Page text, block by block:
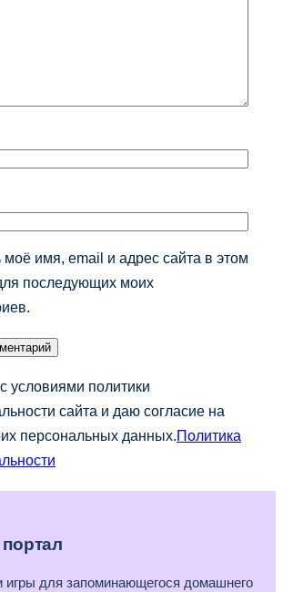
моё имя, email и адрес сайта в этом
последующих моих
условиями политики
сайта и даю согласие на
персональных данных. Политика
игры для запоминающегося домашнего